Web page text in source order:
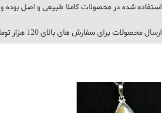
استفاده شده در محصولات کاملا طبیعی و اصل بوده و
ارسال محصولات برای سفارش های بالای 120 هزار تومان رایگان است.